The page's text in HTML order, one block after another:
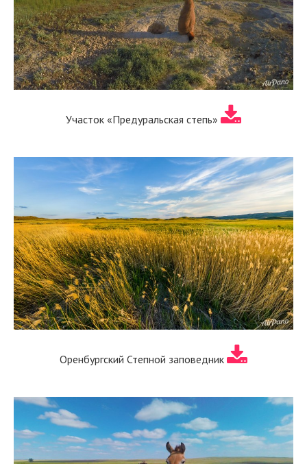
Участок «Предуральская степь»
Оренбургский Степной заповедник